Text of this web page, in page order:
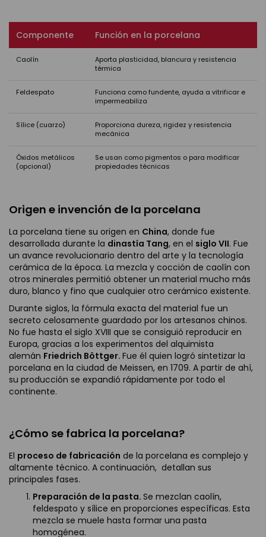
Componente Función en la porcelana
Caolín
Aporta plasticidad, blancura y resistencia
térmica
Feldespato
Funciona como fundente, ayuda a vitrificar e
impermeabiliza
Sílice (cuarzo)
Proporciona dureza, rigidez y resistencia
mecánica
Óxidos metálicos
(opcional)
Se usan como pigmentos o para modificar
propiedades técnicas
Origen e invención de la porcelana
La porcelana tiene su origen en China, donde fue
desarrollada durante la dinastía Tang, en el siglo VII. Fue
un avance revolucionario dentro del arte y la tecnología
cerámica de la época. La mezcla y cocción de caolín con
otros minerales permitió obtener un material mucho más
duro, blanco y fino que cualquier otro cerámico existente.
Durante siglos, la fórmula exacta del material fue un
secreto celosamente guardado por los artesanos chinos.
No fue hasta el siglo XVIII que se consiguió reproducir en
Europa, gracias a los experimentos del alquimista
alemán Friedrich Böttger. Fue él quien logró sintetizar la
porcelana en la ciudad de Meissen, en 1709. A partir de ahí,
su producción se expandió rápidamente por todo el
continente.
¿Cómo se fabrica la porcelana?
El proceso de fabricación de la porcelana es complejo y
altamente técnico. A continuación, detallan sus
principales fases.
Preparación de la pasta. Se mezclan caolín,
feldespato y sílice en proporciones específicas. Esta
mezcla se muele hasta formar una pasta
homogénea.